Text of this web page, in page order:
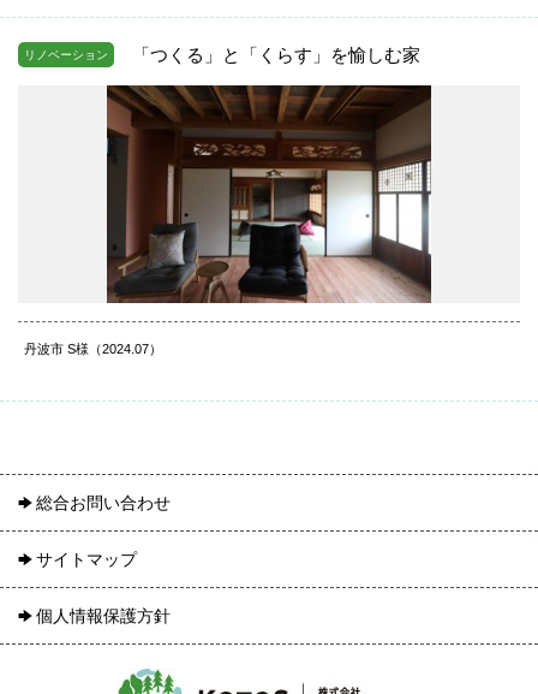
リノベーション 「つくる」と「くらす」を愉しむ家
丹波市 S様（2024.07）
総合お問い合わせ
サイトマップ
個人情報保護方針